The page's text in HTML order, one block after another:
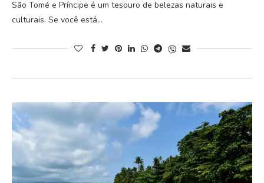
São Tomé e Príncipe é um tesouro de belezas naturais e
culturais. Se você está…